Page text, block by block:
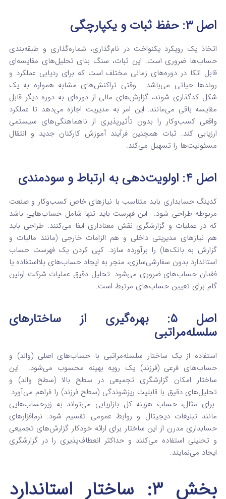
اصل ۳: حفظ ثبات و یکپارچگی
اتخاذ یک رویکرد یکنواخت در نام‌گذاری، شماره‌گذاری و طبقه‌بندی
حساب‌ها ضروری است. این ثبات، سنگ بنای تحلیل‌های مقایسه‌ای
قابل اتکا در دوره‌های زمانی مختلف است که برای ردیابی عملکرد و
روندها حیاتی می‌باشد.
وقتی تراکنش‌های مشابه همواره به یک
شکل کدگذاری شوند، گزارش‌های مالی از دوره‌ای به دوره دیگر قابل
مقایسه باقی می‌مانند. این امر به مدیریت اجازه می‌دهد تا عملکرد
واقعی کسب‌وکار را بدون تأثیرپذیری از ناهماهنگی‌های سیستمی
ارزیابی کند. ثبات همچنین فرآیند آموزش کارکنان جدید و انتقال
مسئولیت‌ها را تسهیل می‌کند.
اصل ۴: اولویت‌دهی به ارتباط و سودمندی
کدینگ حسابداری باید متناسب با نیازهای خاص کسب‌وکار و صنعت
مربوطه طراحی شود.
این فهرست باید تنها شامل حساب‌هایی باشد
که در عملیات و گزارشگری نقش معناداری ایفا می‌کنند. طراحی باید
هم نیازهای مدیریتی داخلی و هم الزامات خارجی (مانند مالیات و
گزارش به بانک‌ها) را برآورده سازد.کپی کردن یک فهرست حساب
استاندارد بدون سفارشی‌سازی، منجر به ایجاد حساب‌های بلااستفاده یا
فقدان حساب‌های ضروری می‌شود. تحلیل دقیق عملیات شرکت اولین
گام برای تعیین حساب‌های مرتبط است.
اصل ۵: بهره‌گیری از ساختارهای
سلسله‌مراتبی
استفاده از یک ساختار سلسله‌مراتبی با حساب‌های اصلی (والد) و
حساب‌های فرعی (فرزند) یک رویه بهینه محسوب می‌شود.
این
ساختار امکان گزارشگری تجمیعی در سطح بالا (سطح والد) و
تحلیل‌های دقیق با قابلیت ریزشوندگی (سطح فرزند) را فراهم می‌آورد.
برای مثال، حساب هزینه کل بازاریابی می‌تواند به زیرحساب‌هایی
مانند تبلیغات دیجیتال و روابط عمومی تقسیم شود. نرم‌افزارهای
حسابداری مدرن از این ساختار برای ارائه خودکار گزارش‌های تجمیعی
و تحلیلی استفاده می‌کنند و حداکثر انعطاف‌پذیری را در گزارشگری
ایجاد می‌نمایند.
بخش ۳: ساختار استاندارد